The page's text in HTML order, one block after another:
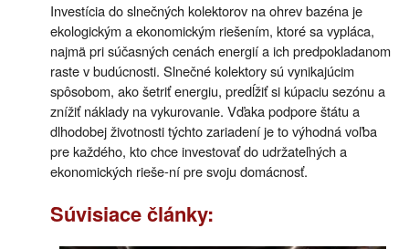
Investícia do slnečných kolektorov na ohrev bazéna je
ekologickým a ekonomickým riešením, ktoré sa vypláca,
najmä pri súčasných cenách energií a ich predpokladanom
raste v budúcnosti. Slnečné kolektory sú vynikajúcim
spôsobom, ako šetriť energiu, predĺžiť si kúpaciu sezónu a
znížiť náklady na vykurovanie. Vďaka podpore štátu a
dlhodobej životnosti týchto zariadení je to výhodná voľba
pre každého, kto chce investovať do udržateľných a
ekonomických rieše-ní pre svoju domácnosť.
Súvisiace články: